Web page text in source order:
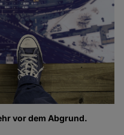
vor dem Abgrund.